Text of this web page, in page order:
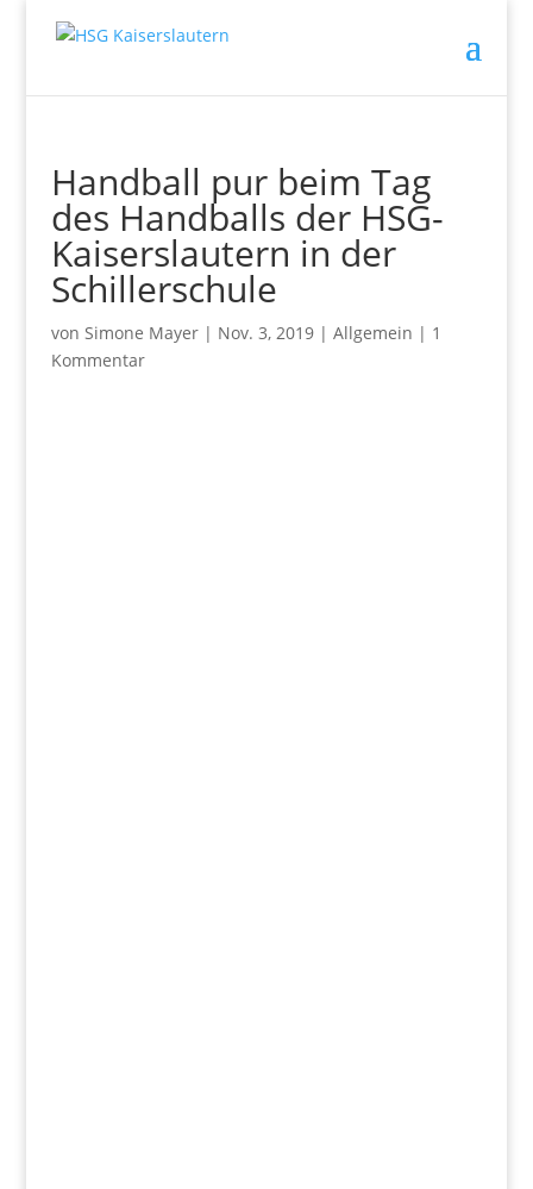
Handball pur beim Tag
des Handballs der HSG-
Kaiserslautern in der
Schillerschule
von Simone Mayer| Nov. 3, 2019| Allgemein | 1
Kommentar